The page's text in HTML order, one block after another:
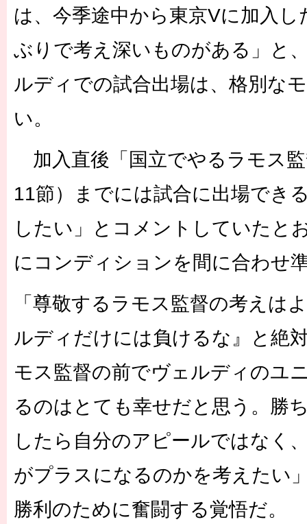
は、今季途中から東京Vに加入し
ぶりで考え深いものがある」と
ルディでの試合出場は、格別な
い。
加入直後「国立でやるラモス
11節）までには試合に出場でき
したい」とコメントしていたと
にコンディションを間に合わせ
「尊敬するラモス監督の考えは
ルディだけには負けるな』と絶
モス監督の前でヴェルディのユ
るのはとても幸せだと思う。勝
したら自分のアピールではなく
がプラスになるのかを考えたい
勝利のために奮闘する覚悟だ。